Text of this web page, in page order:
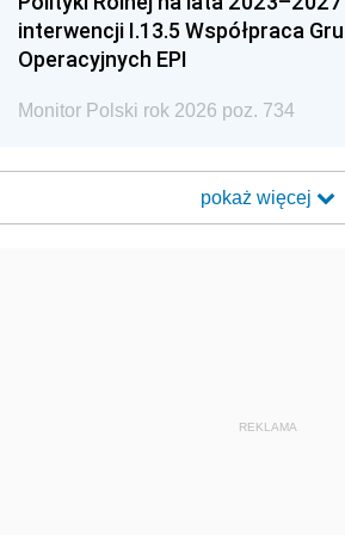
interwencji I.13.5 Współpraca
Operacyjnych EPI
Monitor Polski rok 2026 poz. 734
pokaż więcej
REKLAMA